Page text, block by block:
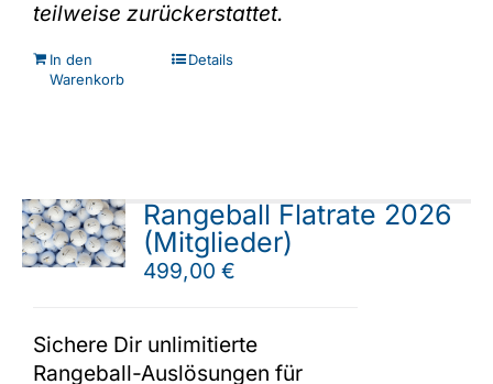
teilweise zurückerstattet.
In den
Warenkorb
Details
Rangeball Flatrate 2026
(Mitglieder)
499,00€
Sichere Dir unlimitierte
Rangeball-Auslösungen für